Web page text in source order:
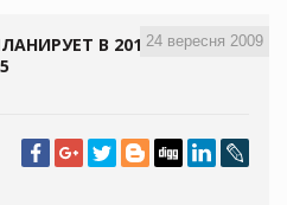
24 вересня 2009
В 2010